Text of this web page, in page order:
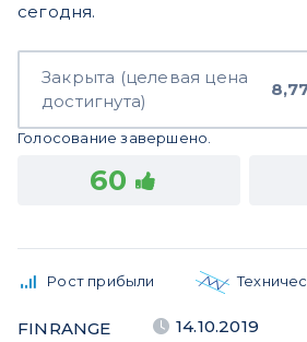
сегодня.
Закрыта (целевая цена
достигнута)
Голосование завершено.
60
Рост прибыли
FINRANGE 14.10.2019